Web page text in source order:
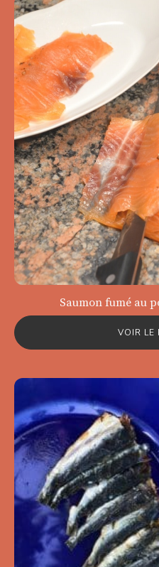
Saumon fumé au
VOIR LE